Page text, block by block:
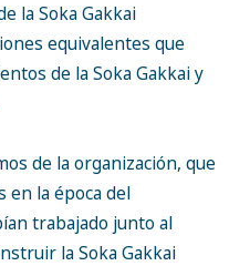
la Soka Gakkai
equivalentes que
de la Soka Gakkai y
de la organización, que
en la época del
trabajado junto al
la Soka Gakkai